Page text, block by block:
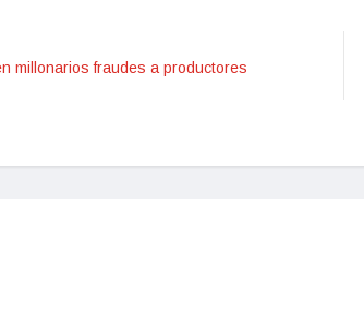
millonarios fraudes a productores